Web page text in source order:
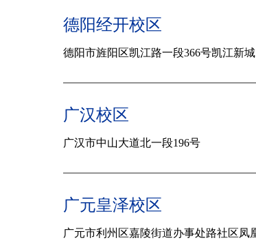
德阳经开校区
德阳市旌阳区凯江路一段366号凯江新城
广汉校区
广汉市中山大道北一段196号
广元皇泽校区
广元市利州区嘉陵街道办事处路社区凤